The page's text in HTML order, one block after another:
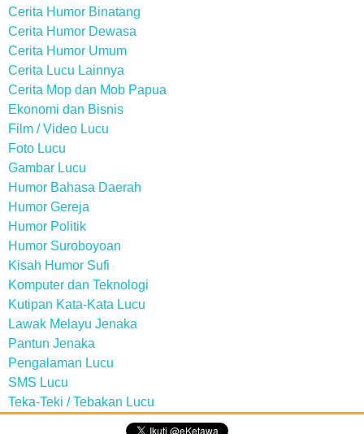
Cerita Humor Binatang
Cerita Humor Dewasa
Cerita Humor Umum
Cerita Lucu Lainnya
Cerita Mop dan Mob Papua
Ekonomi dan Bisnis
Film / Video Lucu
Foto Lucu
Gambar Lucu
Humor Bahasa Daerah
Humor Gereja
Humor Politik
Humor Suroboyoan
Kisah Humor Sufi
Komputer dan Teknologi
Kutipan Kata-Kata Lucu
Lawak Melayu Jenaka
Pantun Jenaka
Pengalaman Lucu
SMS Lucu
Teka-Teki / Tebakan Lucu